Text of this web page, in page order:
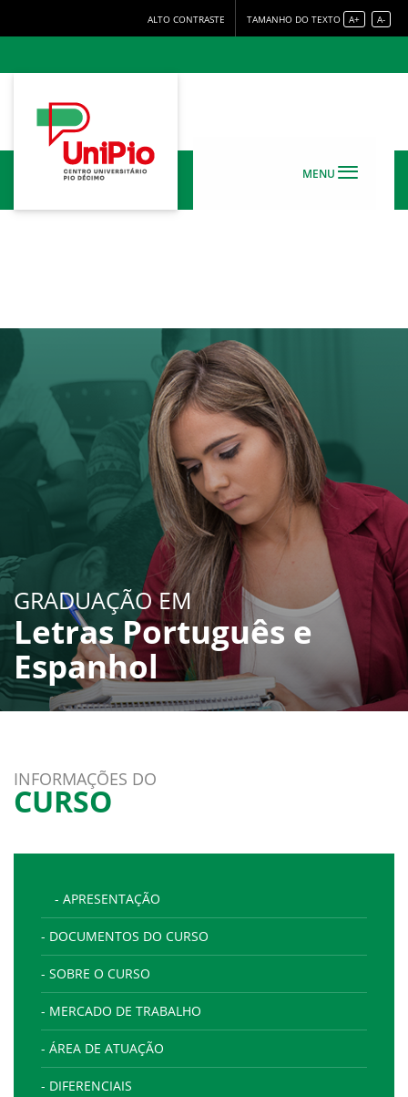
ALTO CONTRASTE TAMANHO DO TEXTO A+ A-
MENU
GRADUAÇÃO EM
Letras Português e
Espanhol
INFORMAÇÕES DO
CURSO
- APRESENTAÇÃO
- DOCUMENTOS DO CURSO
- SOBRE O CURSO
- MERCADO DE TRABALHO
- ÁREA DE ATUAÇÃO
- DIFERENCIAIS